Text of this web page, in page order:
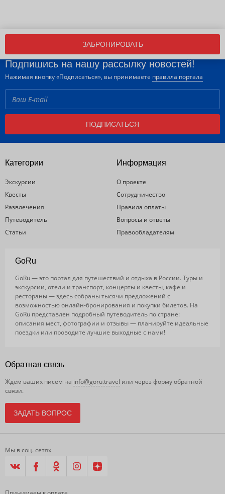
ЗАБРОНИРОВАТЬ
Подпишись на нашу рассылку новостей!
Нажимая кнопку «Подписаться», вы принимаете правила портала
ПОДПИСАТЬСЯ
Категории
Экскурсии
Квесты
Развлечения
Путеводитель
Статьи
Информация
О проекте
Сотрудничество
Правила оплаты
Вопросы и ответы
Правообладателям
GoRu
GoRu — это портал для путешествий и отдыха в России. Туры и
экскурсии, отели и транспорт, концерты и квесты, кафе и
рестораны — здесь собраны тысячи предложений с
возможностью онлайн-бронирования и покупки билетов. На
GoRu представлен подробный путеводитель по стране:
описания мест, фотографии и отзывы — планируйте идеальные
поездки или проводите лучшие выходные с нами!
Обратная связь
Ждем ваших писем на info@goru.travel или через форму обратной
связи.
ЗАДАТЬ ВОПРОС
Мы в соц. сетях